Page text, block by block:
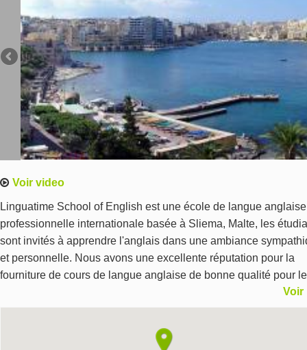
Monnaie €
Langue
Voir video
Linguatime School of English est une école de langue anglaise
professionnelle internationale basée à Sliema, Malte, les
sont invités à apprendre l'anglais dans une ambiance
et personnelle. Nous avons une excellente réputation pour la
fourniture de cours de langue anglaise de bonne qualité pour
particuliers, les écoles, les entreprises et les groupes. Nous
engageons à offrir à nos étudiants un service personnalisé et
vous garantissons des programmes de premier ordre de langue
Voir